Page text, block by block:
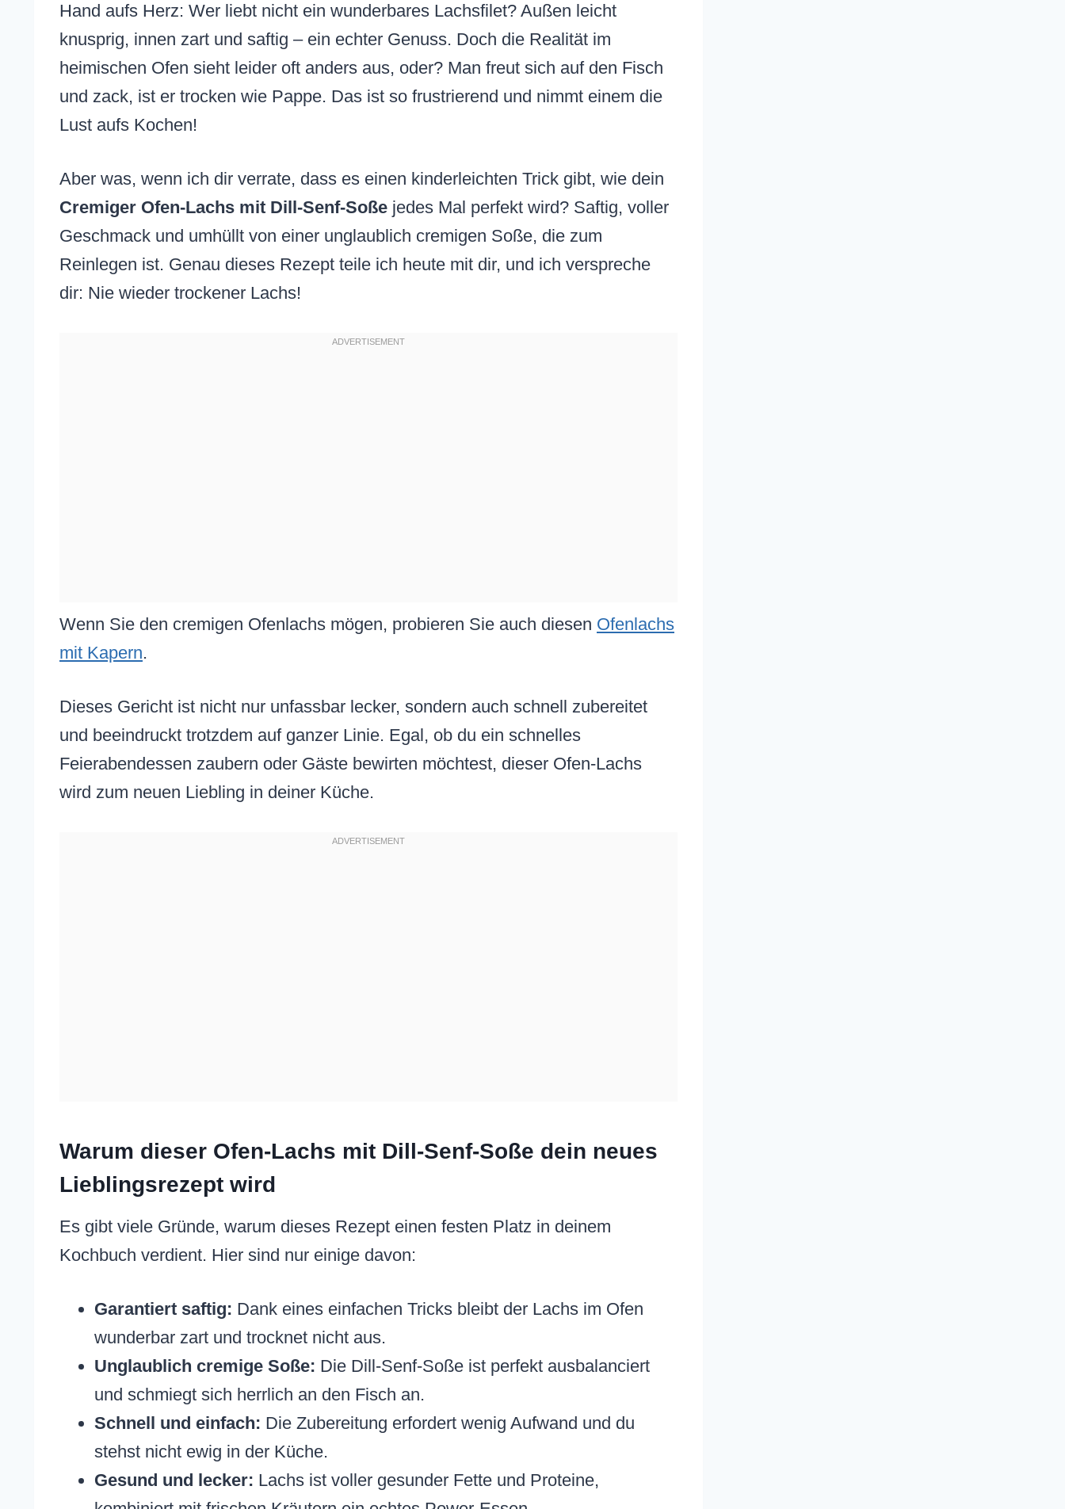
Hand aufs Herz: Wer liebt nicht ein wunderbares Lachsfilet? Außen leicht
knusprig, innen zart und saftig – ein echter Genuss. Doch die Realität im
heimischen Ofen sieht leider oft anders aus, oder? Man freut sich auf den Fisch
und zack, ist er trocken wie Pappe. Das ist so frustrierend und nimmt einem die
Lust aufs Kochen!
Aber was, wenn ich dir verrate, dass es einen kinderleichten Trick gibt, wie dein
Cremiger Ofen-Lachs mit Dill-Senf-Soße jedes Mal perfekt wird? Saftig, voller
Geschmack und umhüllt von einer unglaublich cremigen Soße, die zum
Reinlegen ist. Genau dieses Rezept teile ich heute mit dir, und ich verspreche
dir: Nie wieder trockener Lachs!
Wenn Sie den cremigen Ofenlachs mögen, probieren Sie auch diesen Ofenlachs
mit Kapern.
Dieses Gericht ist nicht nur unfassbar lecker, sondern auch schnell zubereitet
und beeindruckt trotzdem auf ganzer Linie. Egal, ob du ein schnelles
Feierabendessen zaubern oder Gäste bewirten möchtest, dieser Ofen-Lachs
wird zum neuen Liebling in deiner Küche.
Warum dieser Ofen-Lachs mit Dill-Senf-Soße dein neues
Lieblingsrezept wird
Es gibt viele Gründe, warum dieses Rezept einen festen Platz in deinem
Kochbuch verdient. Hier sind nur einige davon:
Garantiert saftig: Dank eines einfachen Tricks bleibt der Lachs im Ofen
wunderbar zart und trocknet nicht aus.
Unglaublich cremige Soße: Die Dill-Senf-Soße ist perfekt ausbalanciert
und schmiegt sich herrlich an den Fisch an.
Schnell und einfach: Die Zubereitung erfordert wenig Aufwand und du
stehst nicht ewig in der Küche.
Gesund und lecker: Lachs ist voller gesunder Fette und Proteine,